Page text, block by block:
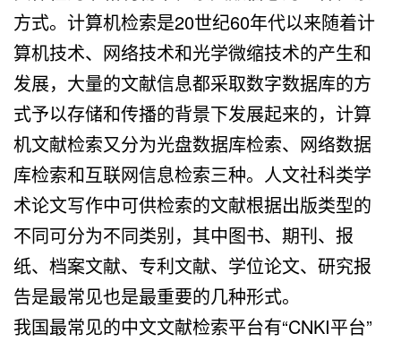
方式。计算机检索是20世纪60年代以来随着计
算机技术、网络技术和光学微缩技术的产生和
发展，大量的文献信息都采取数字数据库的方
式予以存储和传播的背景下发展起来的，计算
机文献检索又分为光盘数据库检索、网络数据
库检索和互联网信息检索三种。人文社科类学
术论文写作中可供检索的文献根据出版类型的
不同可分为不同类别，其中图书、期刊、报
纸、档案文献、专利文献、学位论文、研究报
告是最常见也是最重要的几种形式。
我国最常见的中文文献检索平台有“CNKI平台”